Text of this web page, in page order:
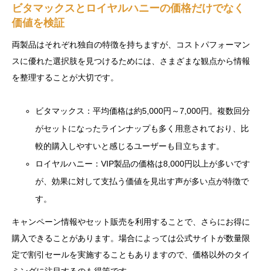
ビタマックスとロイヤルハニーの価格だけでなく
価値を検証
両製品はそれぞれ独自の特徴を持ちますが、コストパフォーマン
スに優れた選択肢を見つけるためには、さまざまな観点から情報
を整理することが大切です。
ビタマックス：平均価格は約5,000円～7,000円。複数回分
がセットになったラインナップも多く用意されており、比
較的購入しやすいと感じるユーザーも目立ちます。
ロイヤルハニー：VIP製品の価格は8,000円以上が多いです
が、効果に対して支払う価値を見出す声が多い点が特徴で
す。
キャンペーン情報やセット販売を利用することで、さらにお得に
購入できることがあります。場合によっては公式サイトが数量限
定で割引セールを実施することもありますので、価格以外のタイ